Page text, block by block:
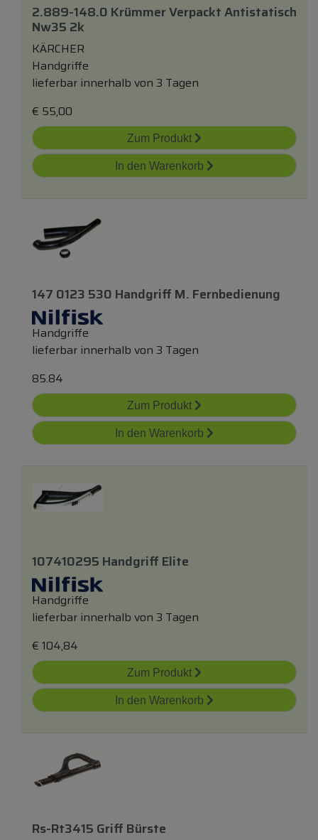
2.889-148.0 Krümmer Verpackt Antistatisch
Nw35 2k
KÄRCHER
Handgriffe
lieferbar innerhalb von 3 Tagen
€ 55,00
Zum Produkt
In den Warenkorb
147 0123 530 Handgriff M. Fernbedienung
Handgriffe
lieferbar innerhalb von 3 Tagen
85.84
Zum Produkt
In den Warenkorb
107410295 Handgriff Elite
Handgriffe
lieferbar innerhalb von 3 Tagen
€ 104,84
Zum Produkt
In den Warenkorb
Rs-Rt3415 Griff Bürste